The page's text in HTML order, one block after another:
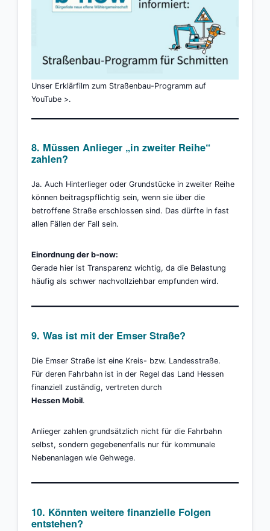
Unser Erklärfilm zum Straßenbau-Programm auf
YouTube >.
8. Müssen Anlieger „in zweiter Reihe“
zahlen?
Ja. Auch Hinterlieger oder Grundstücke in zweiter Reihe
können beitragspflichtig sein, wenn sie über die
betroffene Straße erschlossen sind. Das dürfte in fast
allen Fällen der Fall sein.
Einordnung der b-now:
Gerade hier ist Transparenz wichtig, da die Belastung
häufig als schwer nachvollziehbar empfunden wird.
9. Was ist mit der Emser Straße?
Die Emser Straße ist eine Kreis- bzw. Landesstraße.
Für deren Fahrbahn ist in der Regel das Land Hessen
finanziell zuständig, vertreten durch
Hessen Mobil.
Anlieger zahlen grundsätzlich nicht für die Fahrbahn
selbst, sondern gegebenenfalls nur für kommunale
Nebenanlagen wie Gehwege.
10. Könnten weitere finanzielle Folgen
entstehen?